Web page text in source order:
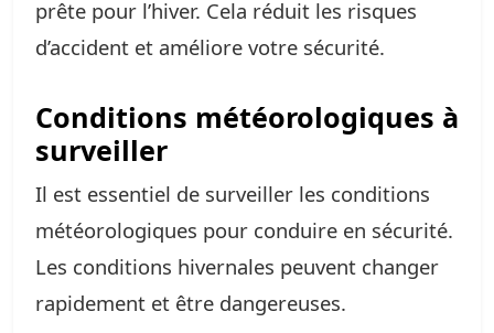
prête pour l’hiver. Cela réduit les risques
d’accident et améliore votre sécurité.
Conditions météorologiques à
surveiller
Il est essentiel de surveiller les conditions
météorologiques pour conduire en sécurité.
Les conditions hivernales peuvent changer
rapidement et être dangereuses.